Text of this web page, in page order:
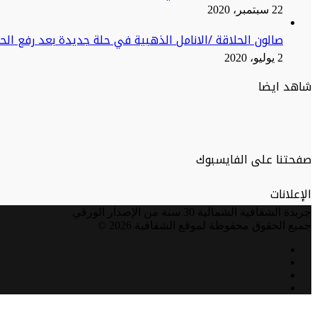
22 سبتمبر، 2020
صالون الحلاقة /الانامل الذهبية في حلة جديدة بعد رفع
2 يوليو، 2020
شاهد ايضا
صفحتنا على الفايسبوك
الإعلانات